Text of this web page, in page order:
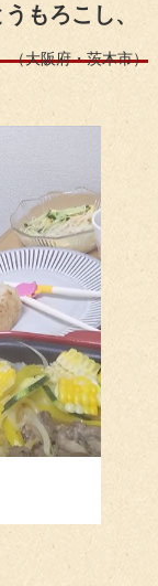
もろこし、
（大阪府・茨木市）